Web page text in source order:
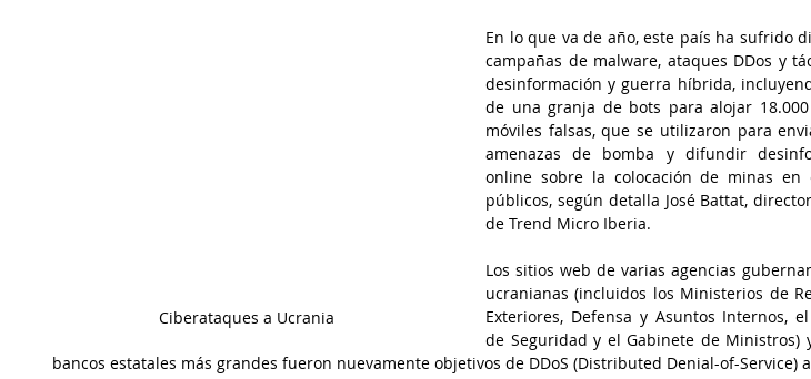
Ciberataques a Ucrania
En lo que va de año, este país ha sufrido
campañas de malware, ataques DDos y
desinformación y guerra híbrida,
de una granja de bots para alojar 18.000
móviles falsas, que se utilizaron para
amenazas de bomba y difundir
online sobre la colocación de minas en
públicos, según detalla José Battat,
de Trend Micro Iberia.
Los sitios web de varias agencias
ucranianas (incluidos los Ministerios de
Exteriores, Defensa y Asuntos Internos,
de Seguridad y el Gabinete de Ministros)
bancos estatales más grandes fueron nuevamente objetivos de DDoS (Distributed Denial-of-Service)